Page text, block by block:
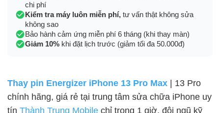
chi phí
Kiểm tra máy luôn miễn phí, tư vấn thật không sửa
không sao
Bảo hành cảm ứng miễn phí 6 tháng (khi thay màn)
Giảm 10% khi đặt lịch trước (giảm tối đa 50.000đ)
Thay pin Energizer iPhone 13 Pro Max | 13 Pro
chính hãng, giá rẻ tại trung tâm sửa chữa iPhone uy
tín Thành Trung Mobile chỉ trong 1 giờ, đội ngũ kỹ